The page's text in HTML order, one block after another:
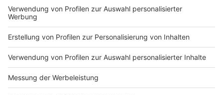
AGB
DATENSCHUTZ
MEDIADATEN BRIEFING (PDF)
MEDIADATEN PRINT (PDF)
MEDIADATEN NEWS-WEBSITE (PDF)